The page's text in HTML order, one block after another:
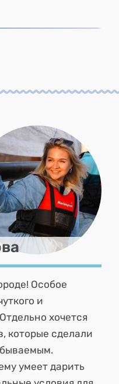
Особое
и
хочется
которые сделали
умеет дарить